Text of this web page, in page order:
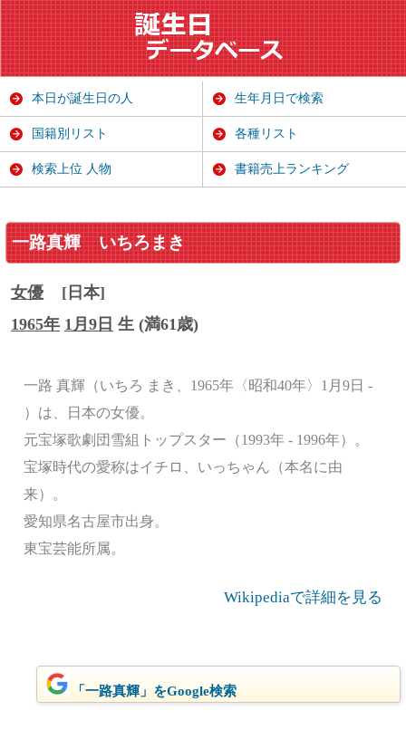
一路真輝 いちろまき
女優
[日本]
1965年 1月9日 生 (満61歳)
一路 真輝（いちろ まき、1965年〈昭和40年〉1月9日 -
）は、日本の女優。
元宝塚歌劇団雪組トップスター（1993年 - 1996年）。
宝塚時代の愛称はイチロ、いっちゃん（本名に由
来）。
愛知県名古屋市出身。
東宝芸能所属。
Wikipediaで詳細を見る
「一路真輝」をGoogle検索
本日が誕生日の人 生年月日で検索
国籍別リスト 各種リスト
検索上位 人物 書籍売上ランキング